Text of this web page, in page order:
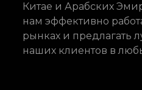
Китае и Арабских
нам эффективно
рынках и предлагать
наших клиентов в